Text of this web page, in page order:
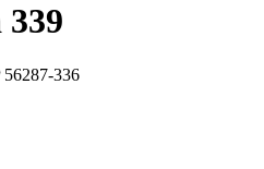
56287-336